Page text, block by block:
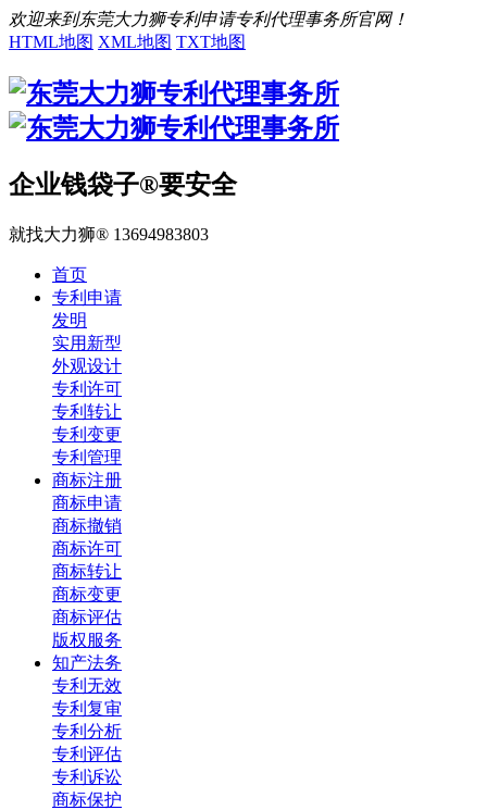
欢迎来到东莞大力狮专利申请专利代理事务所官网！
HTML地图 XML地图 TXT地图
企业钱袋子®要安全
就找大力狮® 13694983803
首页
专利申请
发明
实用新型
外观设计
专利许可
专利转让
专利变更
专利管理
商标注册
商标申请
商标撤销
商标许可
商标转让
商标变更
商标评估
版权服务
知产法务
专利无效
专利复审
专利分析
专利评估
专利诉讼
商标保护